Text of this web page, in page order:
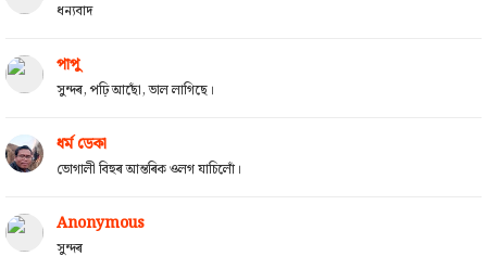
ধন্যবাদ
পাপু
সুন্দৰ, পঢ়ি আছোঁ, ভাল লাগিছে।
ধৰ্ম ডেকা
ভোগালী বিহুৰ আন্তৰিক ওলগ যাচিলোঁ।
Anonymous
সুন্দৰ